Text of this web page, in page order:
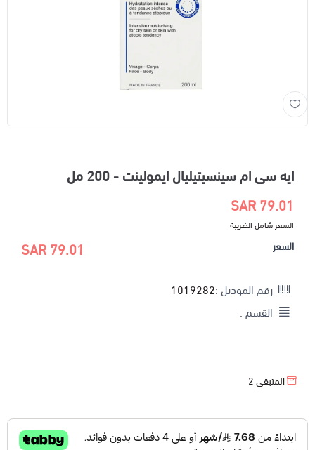
ايه سى ام سينسيتيليال ايمولينت - 200 مل
79.01 SAR
السعر شامل الضريبة
السعر 79.01 SAR
رقم الموديل :1019282
القسم :
المتبقي2